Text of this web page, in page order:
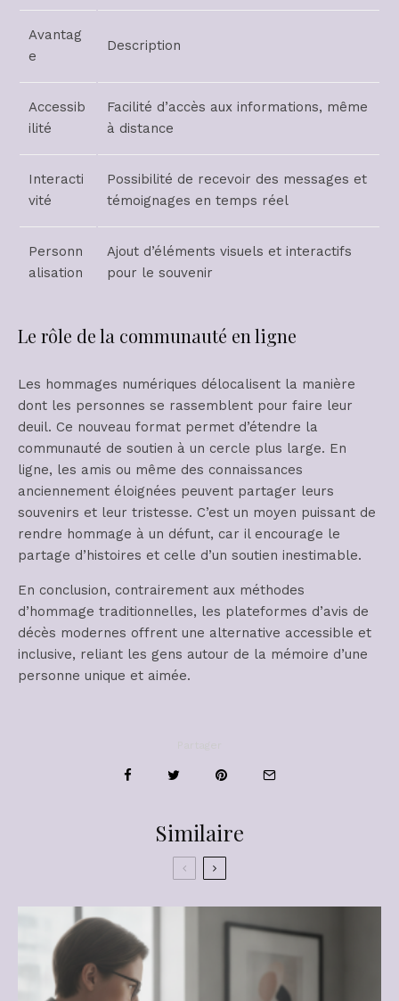
Avantag
e
Description
Accessib
ilité
Facilité d’accès aux informations, même
à distance
Interacti
vité
Possibilité de recevoir des messages et
témoignages en temps réel
Personn
alisation
Ajout d’éléments visuels et interactifs
pour le souvenir
Le rôle de la communauté en ligne
Les hommages numériques délocalisent la manière
dont les personnes se rassemblent pour faire leur
deuil. Ce nouveau format permet d’étendre la
communauté de soutien à un cercle plus large. En
ligne, les amis ou même des connaissances
anciennement éloignées peuvent partager leurs
souvenirs et leur tristesse. C’est un moyen puissant de
rendre hommage à un défunt, car il encourage le
partage d’histoires et celle d’un soutien inestimable.
En conclusion, contrairement aux méthodes
d’hommage traditionnelles, les plateformes d’avis de
décès modernes offrent une alternative accessible et
inclusive, reliant les gens autour de la mémoire d’une
personne unique et aimée.
Similaire